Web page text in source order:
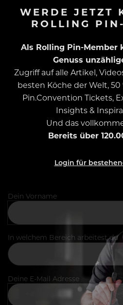
WERDE JETZT
ROLLING
Als Rolling Pin-Member
Genuss
Zugriff auf alle Artikel,
besten Köche der Welt,
Pin.Convention Tickets,
Insights &
Und das
Bereits über
Login für
Dein Vorname
In welchem Bereich arbeitest du
Deine E-Mail Adresse